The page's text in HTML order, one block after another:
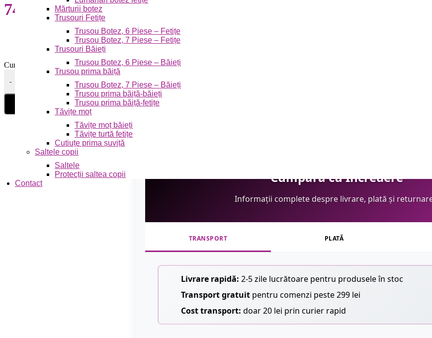
Mărturii botez
Trusouri Fetițe
Trusou Botez, 6 Piese – Fetițe
Trusou Botez, 7 Piese – Fetițe
Trusouri Băieți
Trusou Botez, 6 Piese – Băieți
Trusou prima băiță
Trusou Botez, 7 Piese – Băieți
Trusou prima băiță-băieți
Trusou prima băiță-fetițe
Tăvițe moț
Tăvițe moț băieți
Tăvițe turtă fetițe
Cutiuțe prima șuviță
Saltele copii
Saltele
Protecții saltea copii
Contact
74,00 lei
Cumpără acest produs acum și primești4Puncte, pe care le poți folosi pentru reduceri la comenzile viitoare!
-
Cantitate Husa Pat cu Elastic, Țesătuta tip Damasc ,180x200 cm, 2 Fete de Pernă JOHDM18003
Cumpără cu Încredere
Informații complete despre livrare, plată și
TRANSPORT PLATĂ
Livrare rapidă: 2-5 zile lucrătoare pentru produsele în stoc
Transport gratuit pentru comenzi peste 299 lei
Cost transport: doar 20 lei prin curier rapid